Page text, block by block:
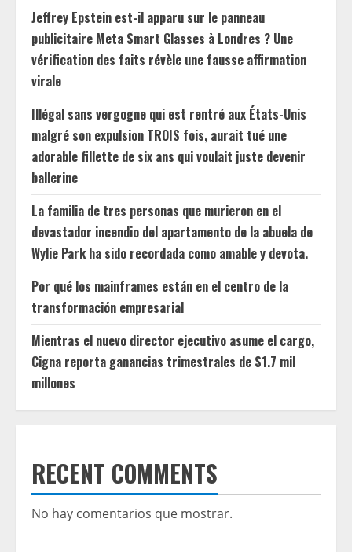
Jeffrey Epstein est-il apparu sur le panneau
publicitaire Meta Smart Glasses à Londres ? Une
vérification des faits révèle une fausse affirmation
virale
Illégal sans vergogne qui est rentré aux États-Unis
malgré son expulsion TROIS fois, aurait tué une
adorable fillette de six ans qui voulait juste devenir
ballerine
La familia de tres personas que murieron en el
devastador incendio del apartamento de la abuela de
Wylie Park ha sido recordada como amable y devota.
Por qué los mainframes están en el centro de la
transformación empresarial
Mientras el nuevo director ejecutivo asume el cargo,
Cigna reporta ganancias trimestrales de $1.7 mil
millones
RECENT COMMENTS
No hay comentarios que mostrar.